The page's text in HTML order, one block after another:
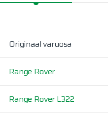
Originaal varuosa
Range Rover
Range Rover L322